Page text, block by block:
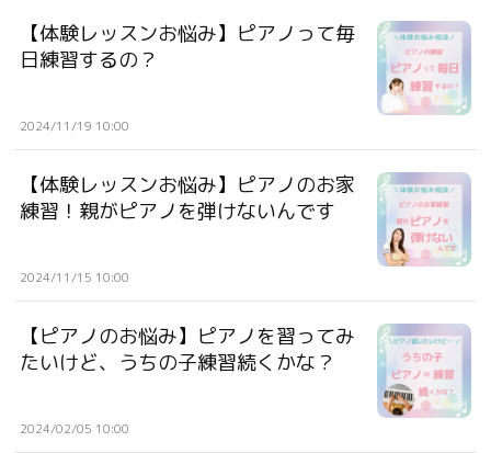
【体験レッスンお悩み】ピアノって毎
日練習するの？
2024/11/19 10:00
【体験レッスンお悩み】ピアノのお家
練習！親がピアノを弾けないんです
2024/11/15 10:00
【ピアノのお悩み】ピアノを習ってみ
たいけど、うちの子練習続くかな？
2024/02/05 10:00